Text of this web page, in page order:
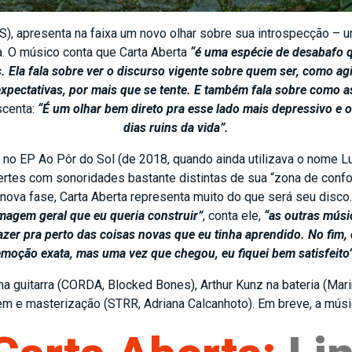
apresenta na faixa um novo olhar sobre sua introspecção –
músico conta que Carta Aberta“é uma espécie de desabafo
fala sobre ver o discurso vigente sobre quem ser, como
por mais que se tente. E também fala sobre como
“É um olhar bem direto pra esse lado mais depressivo e
dias ruins da vida”.
EP Ao Pôr do Sol (de 2018, quando ainda utilizava o nome
com sonoridades bastante distintas de sua “zona de
fase, Carta Aberta representa muito do que será seu disco.
geral que eu queria construir”, conta ele, “as outras
pra perto das coisas novas que eu tinha aprendido. No
exata, mas uma vez que chegou, eu fiquei bem
guitarra (CORDA, Blocked Bones), Arthur Kunz na bateria
e masterização (STRR, Adriana Calcanhoto). Em breve, a